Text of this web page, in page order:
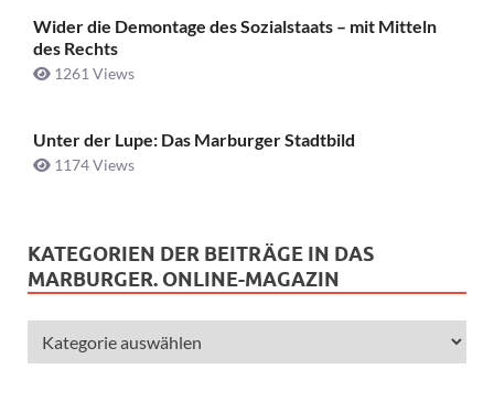
Wider die Demontage des Sozialstaats – mit Mitteln
des Rechts
1261 Views
Unter der Lupe: Das Marburger Stadtbild
1174 Views
KATEGORIEN DER BEITRÄGE IN DAS
MARBURGER. ONLINE-MAGAZIN